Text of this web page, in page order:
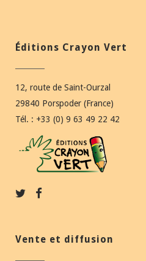
Éditions Crayon Vert
12, route de Saint-Ourzal
29840 Porspoder (France)
Tél. : +33 (0) 9 63 49 22 42
Vente et diffusion